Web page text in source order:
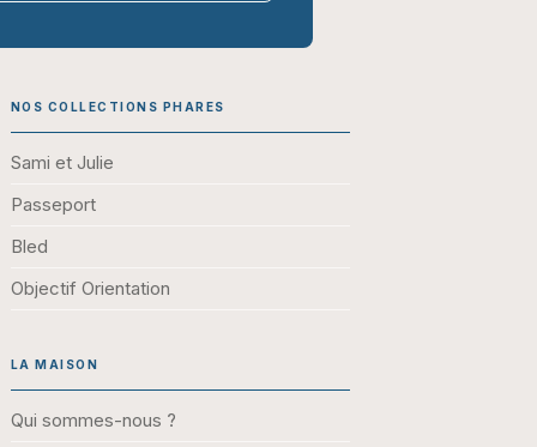
NOS COLLECTIONS PHARES
Sami et Julie
Passeport
Bled
Objectif Orientation
LA MAISON
Qui sommes-nous ?